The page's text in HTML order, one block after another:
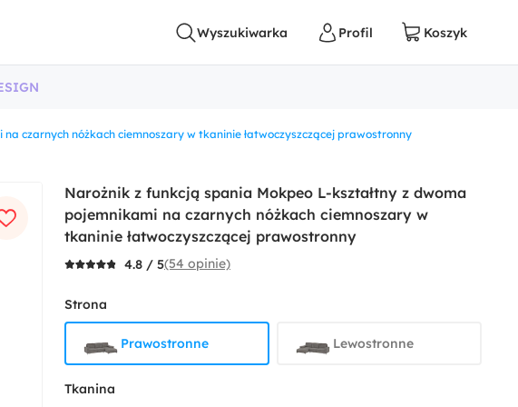
czarnych nóżkach ciemnoszary w tkaninie łatwoczyszczącej prawostronny
Narożnik z funkcją spania Mokpeo L-kształtny z dwoma
pojemnikami na czarnych nóżkach ciemnoszary w
tkaninie łatwoczyszczącej prawostronny
4.8 / 5(54 opinie)
Strona
Prawostronne Lewostronne
Tkanina